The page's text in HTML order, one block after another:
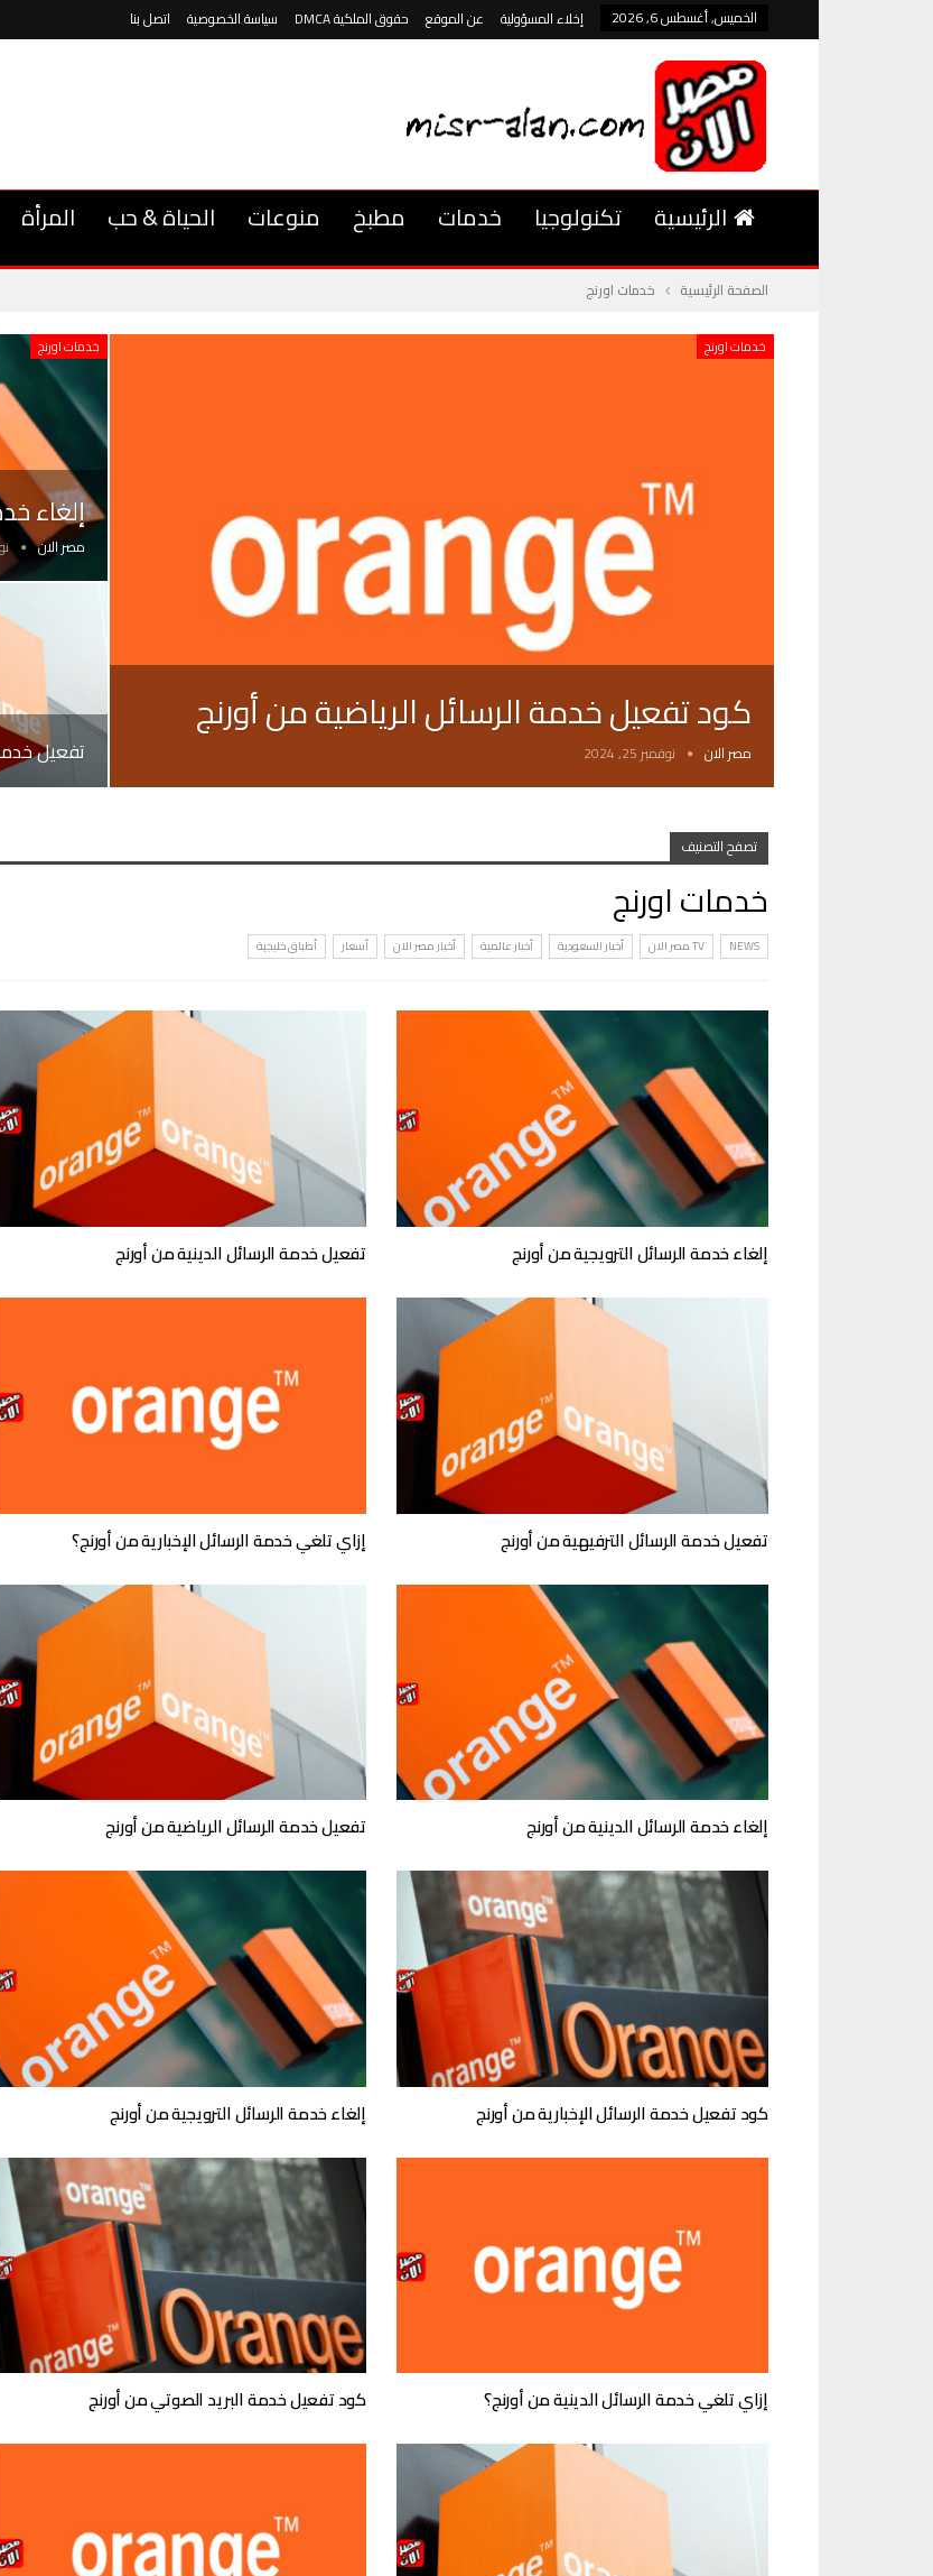
الخميس, أغسطس 6, 2026 إخلاء المسؤولية عن الموقع حقوق الملكية DMCA سياسة الخصوصية اتصل بنا
الرئيسية تكنولوجيا خدمات مطبخ منوعات الحياة & حب المرأة
الصفحة الرئيسية خدمات اورنج
خدمات اورنج
كود تفعيل خدمة الرسائل الرياضية من أورنج
مصر الان نوفمبر 25, 2024
خدمات اورنج
إلغاء
مصر الان
تفعيل
تصفح التصنيف
خدمات اورنج
NEWS TV مصر الان أخبار السعودية أخبار عالمية أخبار مصر الان أسعار أطباق خليجية
إلغاء خدمة الرسائل الترويجية من أورنج تفعيل خدمة الرسائل الدينية من أورنج
تفعيل خدمة الرسائل الترفيهية من أورنج إزاي تلغي خدمة الرسائل الإخبارية من أورنج؟
إلغاء خدمة الرسائل الدينية من أورنج تفعيل خدمة الرسائل الرياضية من أورنج
كود تفعيل خدمة الرسائل الإخبارية من أورنج إلغاء خدمة الرسائل الترويجية من أورنج
إزاي تلغي خدمة الرسائل الدينية من أورنج؟ كود تفعيل خدمة البريد الصوتي من أورنج